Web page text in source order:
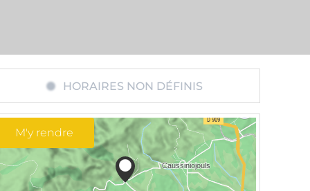
HORAIRES NON DÉFINIS
M'y rendre